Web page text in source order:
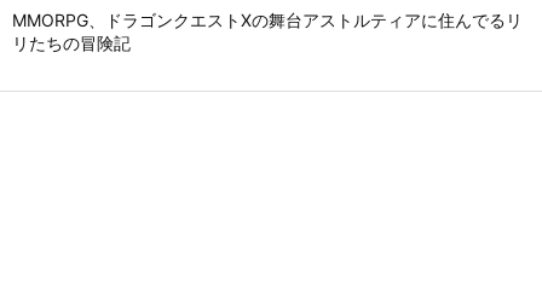
MMORPG、ドラゴンクエストⅩの舞台アストルティアに住んでるリ
リたちの冒険記
